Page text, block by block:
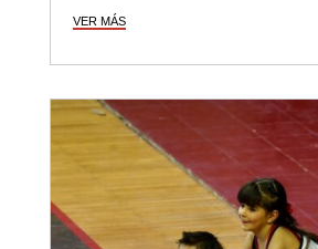
VER MÁS